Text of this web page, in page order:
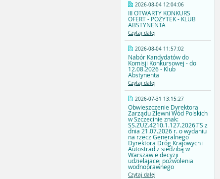
2026-08-04 12:04:06
III OTWARTY KONKURS
OFERT - POŻYTEK - KLUB
ABSTYNENTA
Czytaj dalej
2026-08-04 11:57:02
Nabór Kandydatów do
Komisji Konkursowej - do
12.08.2026 - Klub
Abstynenta
Czytaj dalej
2026-07-31 13:15:27
Obwieszczenie Dyrektora
Zarządu Zlewni Wód Polskich
w Szczecinie znak:
SS.ZUZ.4210.1.127.2026.TS z
dnia 21.07.2026 r. o wydaniu
na rzecz Generalnego
Dyrektora Dróg Krajowych i
Autostrad z siedzibą w
Warszawie decyzji
udzielajacej pozwolenia
wodnoprawnego
Czytaj dalej